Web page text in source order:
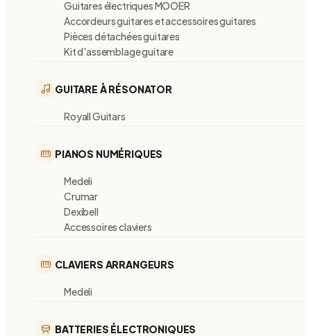
Guitares électriques MOOER
Accordeurs guitares et accessoires guitares
Pièces détachées guitares
Kit d'assemblage guitare
GUITARE À RÉSONATOR
Royall Guitars
PIANOS NUMÉRIQUES
Medeli
Crumar
Dexibell
Accessoires claviers
CLAVIERS ARRANGEURS
Medeli
BATTERIES ÉLECTRONIQUES